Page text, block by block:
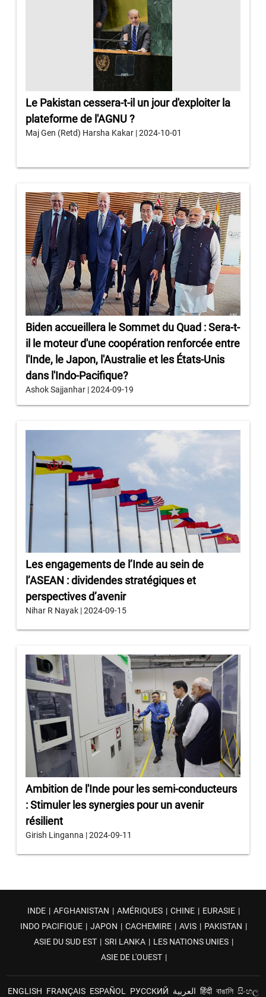
Le Pakistan cessera-t-il un jour d'exploiter la
plateforme de l'AGNU ?
Maj Gen (Retd) Harsha Kakar | 2024-10-01
Biden accueillera le Sommet du Quad : Sera-t-
il le moteur d'une coopération renforcée entre
l'Inde, le Japon, l'Australie et les États-Unis
dans l'Indo-Pacifique?
Ashok Sajjanhar | 2024-09-19
Les engagements de l’Inde au sein de
l’ASEAN : dividendes stratégiques et
perspectives d’avenir
Nihar R Nayak | 2024-09-15
Ambition de l'Inde pour les semi-conducteurs
: Stimuler les synergies pour un avenir
résilient
Girish Linganna | 2024-09-11
INDE | AFGHANISTAN | AMÉRIQUES | CHINE | EURASIE |
INDO PACIFIQUE | JAPON | CACHEMIRE | AVIS | PAKISTAN |
ASIE DU SUD EST | SRI LANKA | LES NATIONS UNIES |
ASIE DE L'OUEST |
ENGLISH FRANÇAIS ESPAÑOL РУССКИЙ العربية हिंदी বাঙালি සිංහල